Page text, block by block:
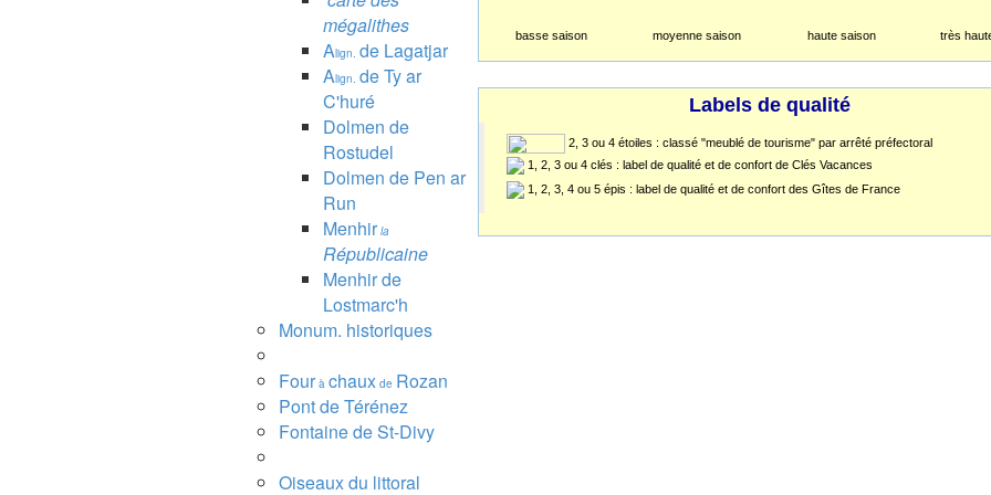
mégalithes
Align. de Lagatjar
Align. de Ty ar
C'huré
Dolmen de
Rostudel
Dolmen de Pen ar
Run
Menhir la
Républicaine
Menhir de
Lostmarc'h
Monum. historiques
Four à chaux de Rozan
Pont de Térénez
Fontaine de St-Divy
Oiseaux du littoral
basse saison moyenne saison haute saison très
Labels de qualité
2, 3 ou 4 étoiles : classé "meublé de tourisme" par arrêté préfectoral
1, 2, 3 ou 4 clés : label de qualité et de confort de Clés Vacances
1, 2, 3, 4 ou 5 épis : label de qualité et de confort des Gîtes de France